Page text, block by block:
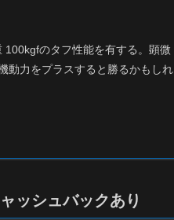
のタフ性能を有する。顕微
動力をプラスすると勝るかもしれ
ッシュバックあり